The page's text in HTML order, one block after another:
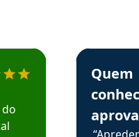
Aprova Concursos em
Estudante
Quem
aprova